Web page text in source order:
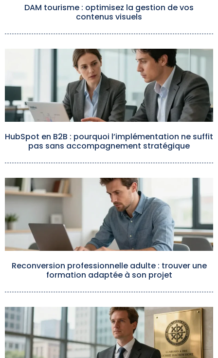
DAM tourisme : optimisez la gestion de vos
contenus visuels
HubSpot en B2B : pourquoi l’implémentation ne suffit
pas sans accompagnement stratégique
Reconversion professionnelle adulte : trouver une
formation adaptée à son projet